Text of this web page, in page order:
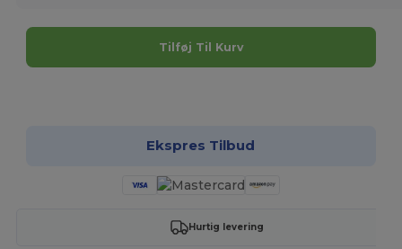
Tilføj Til Kurv
Ekspres Tilbud
Hurtig levering